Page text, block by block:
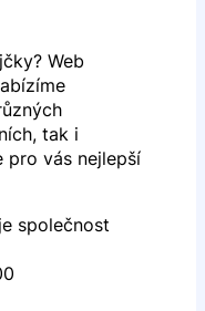
Web
tak i
pro vás nejlepší
společnost